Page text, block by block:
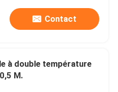
Contact
à double température
M.